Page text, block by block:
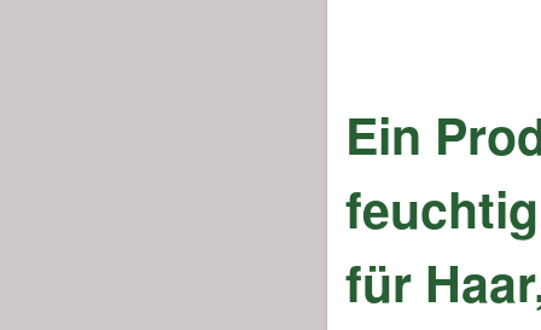
Ein
für